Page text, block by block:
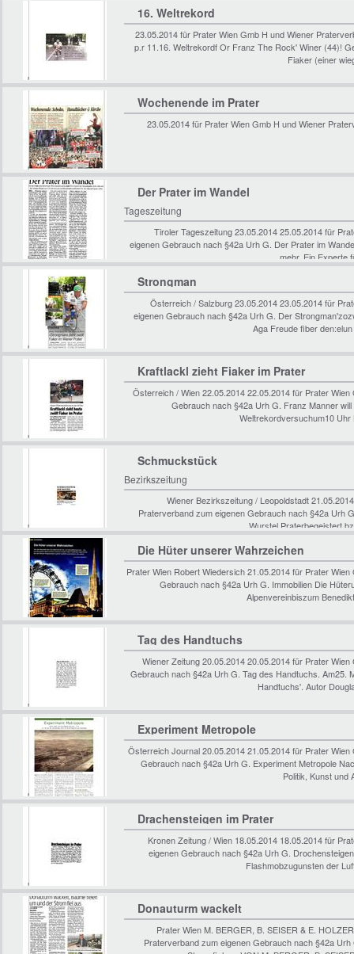
16. Weltrekord
23.05.2014 für Prater Wien Gmb H und Wiener
p.r 11.16. Weltrekordf Or Franz The Rock' Winer (44)!
Fiaker (einer
Wochenende im Prater
23.05.2014 für Prater Wien Gmb H und Wiener
Der Prater im Wandel
Tageszeitung
Tiroler Tageszeitung 23.05.2014 25.05.2014 für
eigenen Gebrauch nach §42a Urh G. Der Prater im
mehr. Ein
Strongman
Österreich / Salzburg 23.05.2014 23.05.2014 für
eigenen Gebrauch nach §42a Urh G. Der
Aga Freude fiber
Kraftlackl zieht Fiaker im Prater
Österreich / Wien 22.05.2014 22.05.2014 für Prater
Gebrauch nach §42a Urh G. Franz Manner
Weltrekordversuchum10
Schmuckstück
Bezirkszeitung
Wiener Bezirkszeitung / Leopoldstadt
Praterverband zum eigenen Gebrauch nach §42a Urh
Wurstel Praterbegeistert
Die Hüter unserer Wahrzeichen
Prater Wien Robert Wiedersich 21.05.2014 für Prater
Gebrauch nach §42a Urh G. Immobilien Die
Alpenvereinbiszum
Tag des Handtuchs
Wiener Zeitung 20.05.2014 20.05.2014 für Prater
Gebrauch nach §42a Urh G. Tag des Handtuchs. Am25.
Handtuchs'. Autor
Experiment Metropole
Österreich Journal 20.05.2014 21.05.2014 für Prater
Gebrauch nach §42a Urh G. Experiment Metropole
Politik, Kunst
Drachensteigen im Prater
Kronen Zeitung / Wien 18.05.2014 18.05.2014 für
eigenen Gebrauch nach §42a Urh G.
Flashmobzugunsten der
Donauturm wackelt
Prater Wien M. BERGER, B. SEISER & E.
Praterverband zum eigenen Gebrauch nach §42a